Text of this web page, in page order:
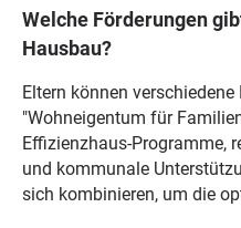
Welche Förderungen
Hausbau?
Eltern können
"Wohneigentum für
Effizienzhaus-Programme,
und kommunale
sich kombinieren, um die